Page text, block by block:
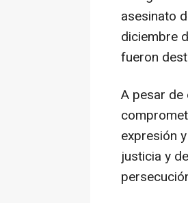
asesinato
diciembre
fueron
A pesar de
expresión
justicia y